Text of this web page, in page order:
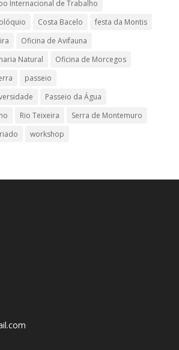
Internacional de Trabalho
Costa Bacelo
festa da Montis
Oficina de Avifauna
Natural
Oficina de Morcegos
passeio
Passeio da Água
Rio Teixeira
Serra de Montemuro
workshop